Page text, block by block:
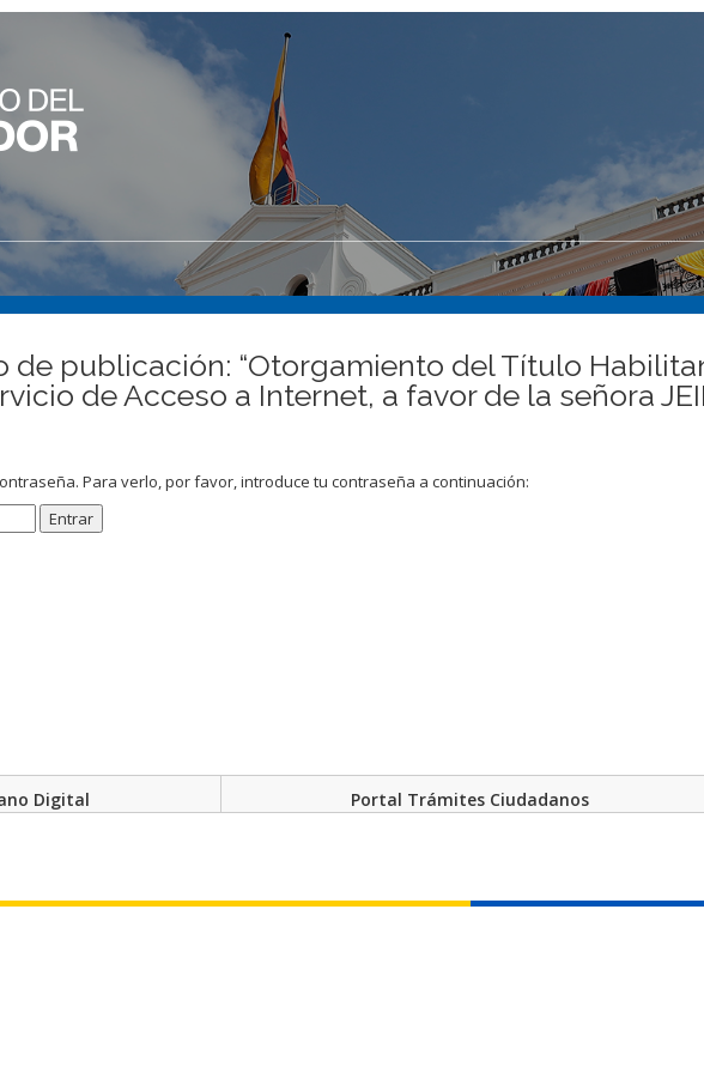
de publicación: “Otorgamiento del Título
de Acceso a Internet, a favor de la señora
Para verlo, por favor, introduce tu contraseña a continuación:
Digital Portal Trámites Ciudadanos